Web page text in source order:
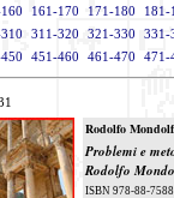
161-170 171-180
181-
311-320 321-330
331-
451-460 461-470 471-
Rodolfo
Problemi e
Rodolfo
ISBN 978-88-